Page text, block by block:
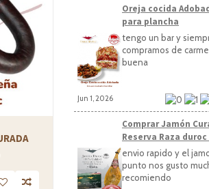
Oreja cocida
para plancha
tengo un bar y
compramos de
buena
Jun 1, 2026
Comprar Jamón
Reserva Raza duroc
envio rapido y el
punto nos gusto
recomiendo